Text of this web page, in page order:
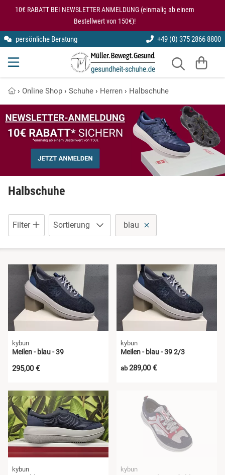
10€ RABATT BEI NEWSLETTER ANMELDUNG (einmalig ab einem
Bestellwert von 150€)!
persönliche Beratung +49 (0) 375 2866 8800
› Online Shop › Schuhe › Herren › Halbschuhe
Halbschuhe
Filter Sortierung blau
kybun
Meilen - blau - 39
295,00 €
kybun
Meilen - blau - 39 2/3
ab289,00 €
kybun kybun
Gesundheitsschuhe
Halbschuhe
Hausschuhe
Laufschuhe
Lederschuhe
Luftkissenschuhe
Sandalen
Sneaker
Wanderschuhe
kybun
Modularis
SmartFoot
X10D
Gesundheitsschuhe für den Rücken
Knie entlastende Schuhe
Kybun Matte im Test
Kybun Schuhe bei Kniearthrose
Kybun Schuhe im Test
Schuhe bei Fersensporn
Übungen auf der kybun Matte